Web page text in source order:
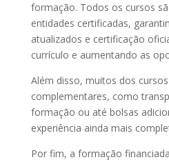
formação. Todos os cursos
entidades certificadas,
atualizados e certificação
currículo e aumentando as
Além disso, muitos dos
complementares, como
formação ou até bolsas
experiência ainda mais
Por fim, a formação